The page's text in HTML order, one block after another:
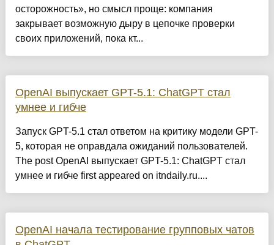
осторожность», но смысл проще: компания
закрывает возможную дыру в цепочке проверки
своих приложений, пока кт...
OpenAI выпускает GPT-5.1: ChatGPT стал
умнее и гибче
Запуск GPT-5.1 стал ответом на критику модели GPT-
5, которая не оправдала ожиданий пользователей.
The post OpenAI выпускает GPT-5.1: ChatGPT стал
умнее и гибче first appeared on itndaily.ru....
OpenAI начала тестирование групповых чатов